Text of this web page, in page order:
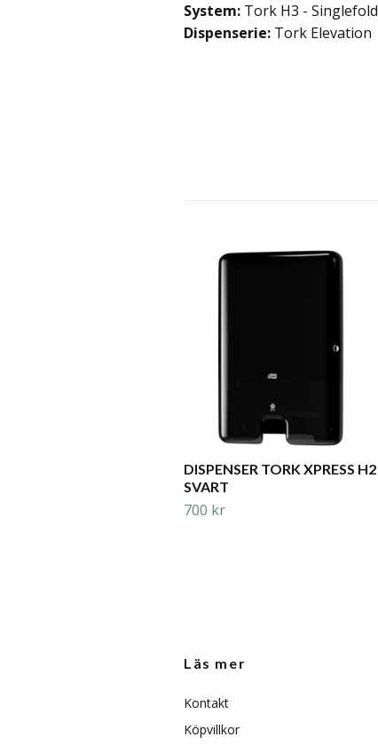
System: Tork H3 -
Dispenserie: Tork Elevation
DISPENSER TORK XPRESS H2
SVART
700 kr
Läs mer
Kontakt
Köpvillkor